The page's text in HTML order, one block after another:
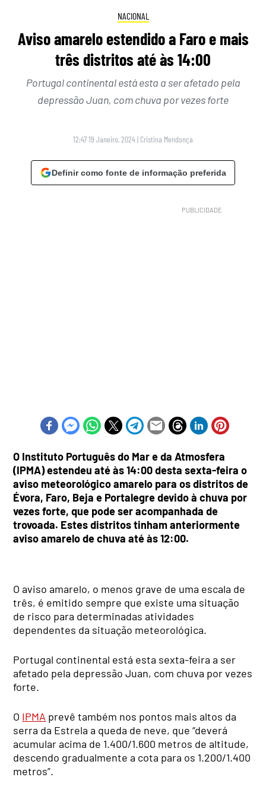
NACIONAL
Aviso amarelo estendido a Faro e mais
três distritos até às 14:00
Portugal continental está esta a ser afetado pela
depressão Juan, com chuva por vezes forte
12:47 19 Janeiro, 2024| Cristina Mendonça
Definir como fonte de informação preferida
O Instituto Português do Mar e da Atmosfera
(IPMA) estendeu até às 14:00 desta sexta-feira o
aviso meteorológico amarelo para os distritos de
Évora, Faro, Beja e Portalegre devido à chuva por
vezes forte, que pode ser acompanhada de
trovoada. Estes distritos tinham anteriormente
aviso amarelo de chuva até às 12:00.
O aviso amarelo, o menos grave de uma escala de
três, é emitido sempre que existe uma situação
de risco para determinadas atividades
dependentes da situação meteorológica.
Portugal continental está esta sexta-feira a ser
afetado pela depressão Juan, com chuva por vezes
forte.
O IPMA prevê também nos pontos mais altos da
serra da Estrela a queda de neve, que “deverá
acumular acima de 1.400/1.600 metros de altitude,
descendo gradualmente a cota para os 1.200/1.400
metros”.